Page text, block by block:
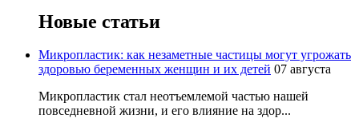
Новые статьи
Микропластик: как незаметные частицы могут угрожать
здоровью беременных женщин и их детей 07 августа
Микропластик стал неотъемлемой частью нашей
повседневной жизни, и его влияние на здор...